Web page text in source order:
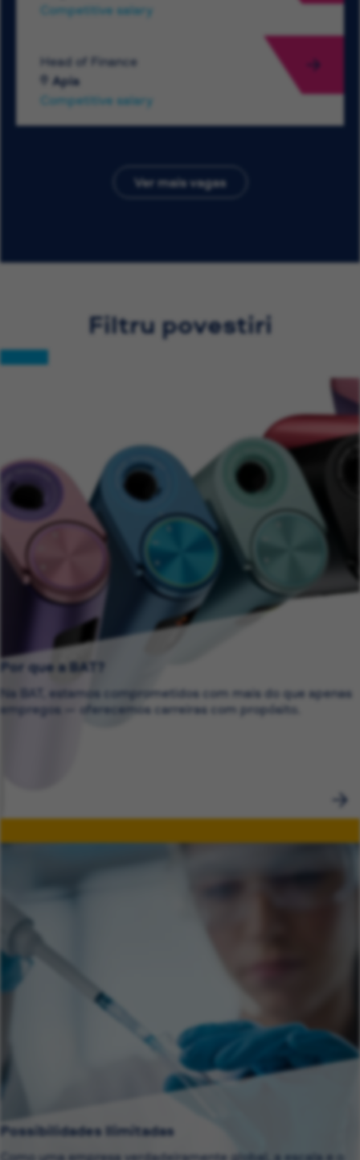
Competitive salary
Head of Finance
Apia
Competitive salary
Ver mais vagas
Filtru povestiri
Por que a BAT?
Na BAT, estamos comprometidos com mais do que apenas
empregos — oferecemos carreiras com propósito.
Possibilidades Ilimitadas